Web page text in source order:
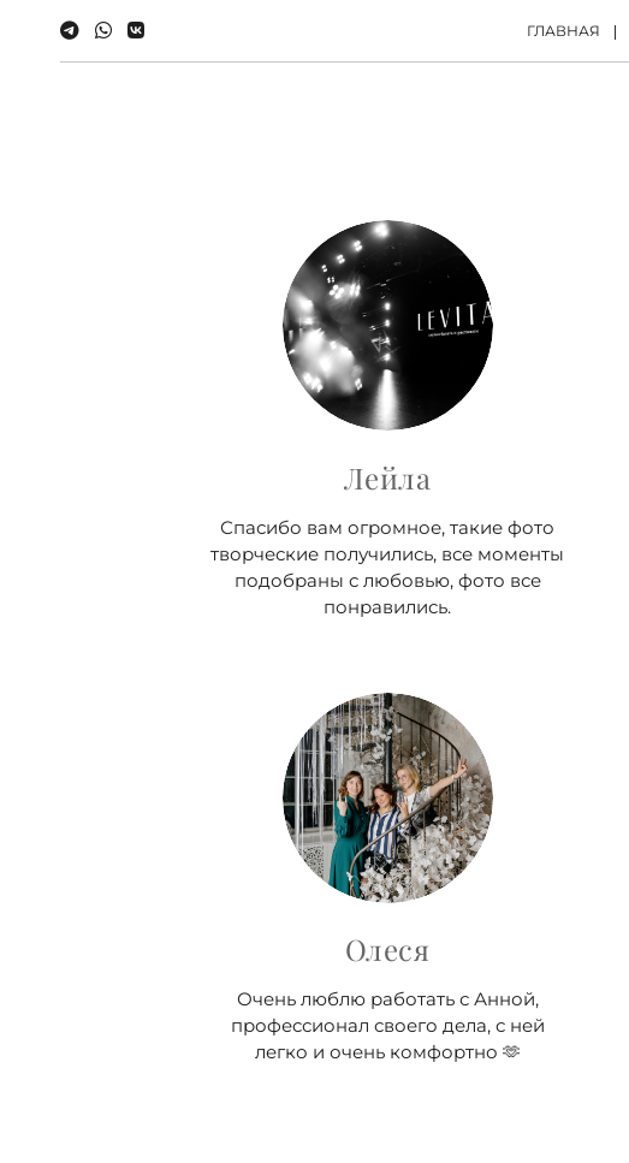
ГЛАВНАЯ
Лейла
Спасибо вам огромное, такие фото
творческие получились, все моменты
подобраны с любовью, фото все
понравились.
Олеся
Очень люблю работать с Анной,
профессионал своего дела, с ней
легко и очень комфортно 🫶